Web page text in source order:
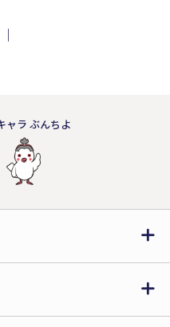
す】（「はじめに」よ
｜
ャラ ぶんちよ